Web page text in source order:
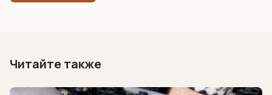
Читайте также